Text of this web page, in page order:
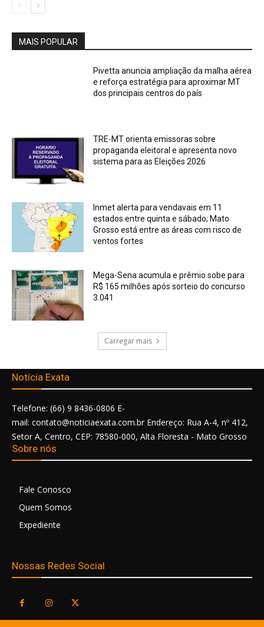
MAIS POPULAR
Pivetta anuncia ampliação da malha aérea
e reforça estratégia para aproximar MT
dos principais centros do país
TRE-MT orienta emissoras sobre
propaganda eleitoral e apresenta novo
sistema para as Eleições 2026
Inmet alerta para vendavais em 11
estados entre quinta e sábado; Mato
Grosso está entre as áreas com risco de
ventos fortes
Mega-Sena acumula e prêmio sobe para
R$ 165 milhões após sorteio do concurso
3.041
Carregar mais
Notícia Exata
Telefone: (66) 9 8436-0806 E-
mail: contato@noticiaexata.com.br Endereço: Rua A-4, nº 412,
Setor A, Centro, CEP: 78580-000, Alta Floresta - Mato Grosso
Sobre nós
Fale Conosco
Quem Somos
Expediente
Nossas Redes Social